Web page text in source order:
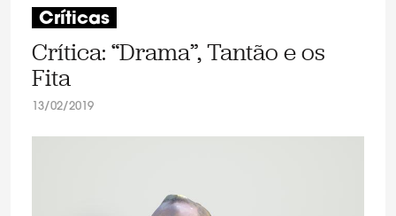
Críticas
Crítica: “Drama”, Tantão e os
Fita
13/02/2019